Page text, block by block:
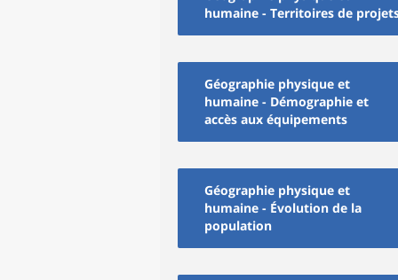
humaine - Territoires de
Géographie physique et
humaine - Démographie et
accès aux équipements
Géographie physique et
humaine - Évolution de la
population